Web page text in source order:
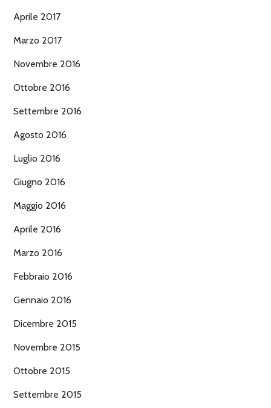
Aprile 2017
Marzo 2017
Novembre 2016
Ottobre 2016
Settembre 2016
Agosto 2016
Luglio 2016
Giugno 2016
Maggio 2016
Aprile 2016
Marzo 2016
Febbraio 2016
Gennaio 2016
Dicembre 2015
Novembre 2015
Ottobre 2015
Settembre 2015